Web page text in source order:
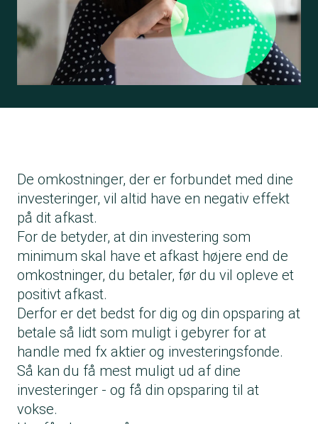
De omkostninger, der er forbundet med dine
investeringer, vil altid have en negativ effekt
på dit afkast.
For de betyder, at din investering som
minimum skal have et afkast højere end de
omkostninger, du betaler, før du vil opleve et
positivt afkast.
Derfor er det bedst for dig og din opsparing at
betale så lidt som muligt i gebyrer for at
handle med fx aktier og investeringsfonde.
Så kan du få mest muligt ud af dine
investeringer - og få din opsparing til at
vokse.